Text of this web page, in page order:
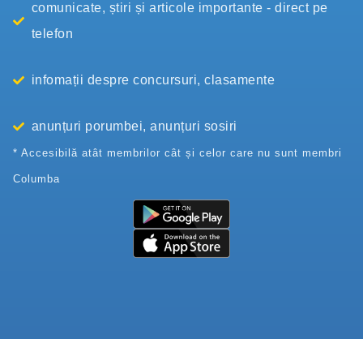
comunicate, știri și articole importante - direct pe
telefon
infomații despre concursuri, clasamente
anunțuri porumbei, anunțuri sosiri
* Accesibilă atât membrilor cât și celor care nu sunt membri
Columba